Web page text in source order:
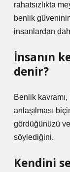
rahatsızlıkta
benlik
insanlardan
İnsanın
denir?
Benlik
anlaşılması
gördüğünüzü
söylediğini.
Kendini